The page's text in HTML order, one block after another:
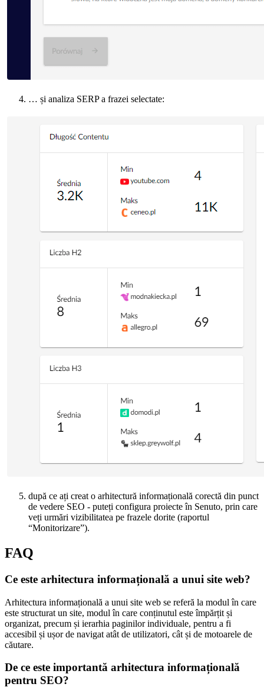
… și analiza SERP a frazei selectate:
după ce ați creat o arhitectură informațională corectă din punct
de vedere SEO - puteți configura proiecte în Senuto, prin care
veți urmări vizibilitatea pe frazele dorite (raportul
“Monitorizare”).
FAQ
Ce este arhitectura informațională a unui site web?
Arhitectura informațională a unui site web se referă la modul în care
este structurat un site, modul în care conținutul este împărțit și
organizat, precum și ierarhia paginilor individuale, pentru a fi
accesibil și ușor de navigat atât de utilizatori, cât și de motoarele de
căutare.
De ce este importantă arhitectura informațională
pentru SEO?